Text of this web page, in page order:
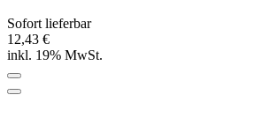
Sofort lieferbar
12,43 €
inkl. 19% MwSt.